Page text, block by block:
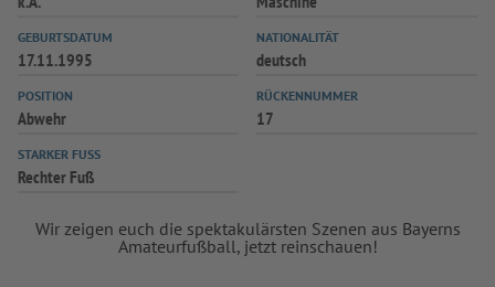
SPIELPLUS
GEBURTSDATUM
17.11.1995
NATIONALITÄT
deutsch
POSITION
Abwehr
RÜCKENNUMMER
17
STARKER FUSS
Rechter Fuß
Wir zeigen euch die spektakulärsten Szenen aus Bayerns
Amateurfußball, jetzt reinschauen!